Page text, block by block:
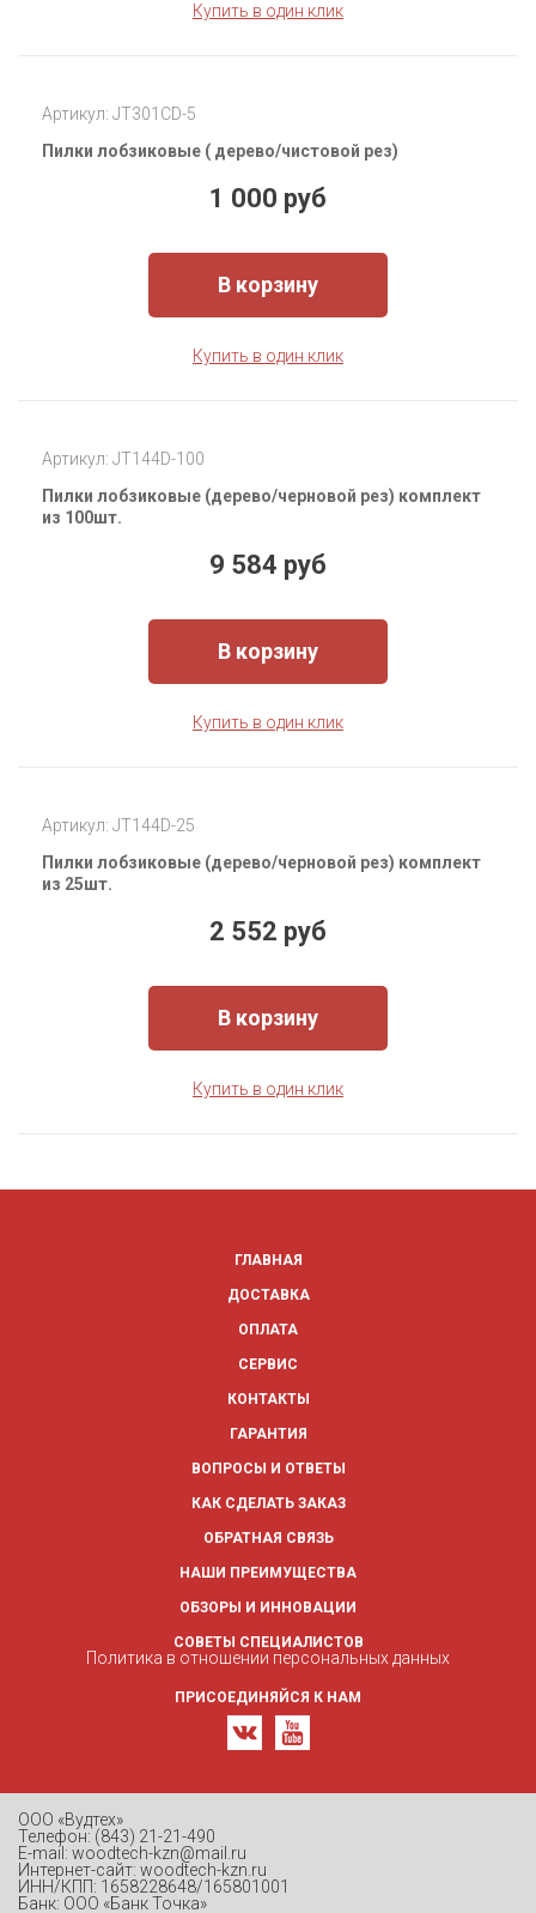
Купить в один клик
Артикул: JT301CD-5
Пилки лобзиковые ( дерево/чистовой рез)
1 000 руб
В корзину
Купить в один клик
Артикул: JT144D-100
Пилки лобзиковые (дерево/черновой рез) комплект
из 100шт.
9 584 руб
В корзину
Купить в один клик
Артикул: JT144D-25
Пилки лобзиковые (дерево/черновой рез) комплект
из 25шт.
2 552 руб
В корзину
Купить в один клик
ГЛАВНАЯ
ДОСТАВКА
ОПЛАТА
СЕРВИС
КОНТАКТЫ
ГАРАНТИЯ
ВОПРОСЫ И ОТВЕТЫ
КАК СДЕЛАТЬ ЗАКАЗ
ОБРАТНАЯ СВЯЗЬ
НАШИ ПРЕИМУЩЕСТВА
ОБЗОРЫ И ИННОВАЦИИ
СОВЕТЫ СПЕЦИАЛИСТОВ
Политика в отношении персональных данных
ПРИСОЕДИНЯЙСЯ К НАМ
ООО «Вудтех»
Телефон: (843) 21-21-490
E-mail: woodtech-kzn@mail.ru
Интернет-сайт: woodtech-kzn.ru
ИНН/КПП: 1658228648/165801001
Банк: ООО «Банк Точка»